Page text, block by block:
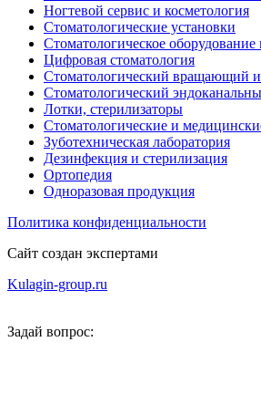
Ногтевой сервис и косметология
Стоматологические установки
Стоматологическое
Цифровая стоматология
Стоматологический вращающий
Стоматологический
Лотки, стерилизаторы
Стоматологические и
Зуботехническая лаборатория
Дезинфекция и стерилизация
Ортопедия
Одноразовая продукция
Политика конфиденциальности
Сайт создан экспертами
Kulagin-group.ru
Задай вопрос: